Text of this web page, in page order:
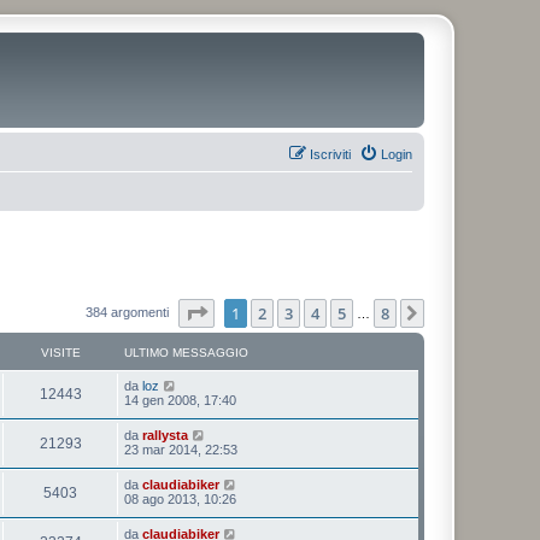
Login
Iscriviti
384 argomenti Pagina1 di
1 2 3 4 5 8
VISITE ULTIMO MESSAGGIO
12443 da loz
14 gen 2008, 17:40
21293 da rallysta
23 mar 2014, 22:53
5403 da claudiabiker
08 ago 2013, 10:26
da claudiabiker